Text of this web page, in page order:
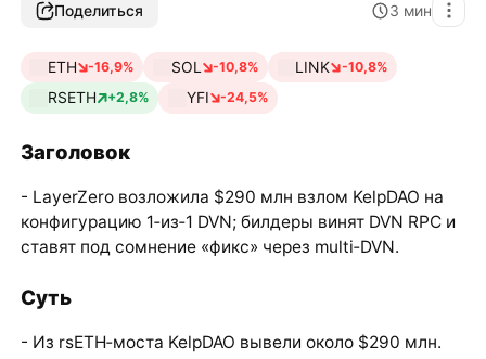
Поделиться 3 мин
ETH -16,9% SOL -10,8% LINK -10,8%
RSETH +2,8% YFI -24,5%
Заголовок
- LayerZero возложила $290 млн взлом KelpDAO на
конфигурацию 1‑из‑1 DVN; билдеры винят DVN RPC и
ставят под сомнение «фикс» через multi‑DVN.
Суть
- Из rsETH‑моста KelpDAO вывели около $290 млн.